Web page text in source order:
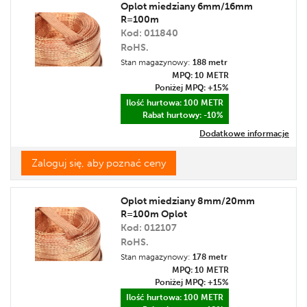
Oplot miedziany 6mm/16mm
R=100m
Kod: 011840
RoHS.
Stan magazynowy: 188 metr
MPQ: 10 METR
Poniżej MPQ: +15%
Ilość hurtowa: 100 METR
Rabat hurtowy: -10%
Dodatkowe informacje
Zaloguj się, aby poznać ceny
Oplot miedziany 8mm/20mm
R=100m Oplot
Kod: 012107
RoHS.
Stan magazynowy: 178 metr
MPQ: 10 METR
Poniżej MPQ: +15%
Ilość hurtowa: 100 METR